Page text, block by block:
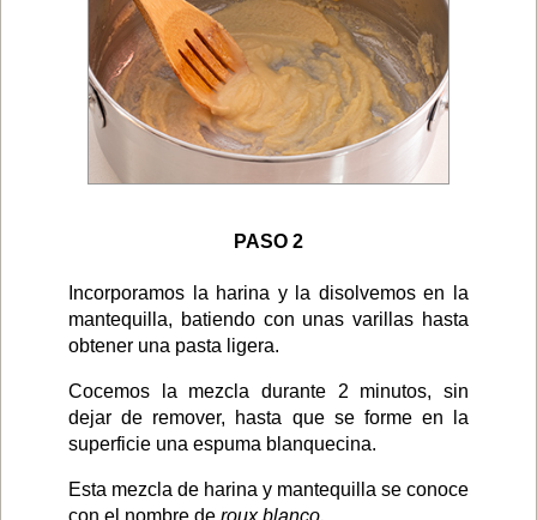
PASO 2
Incorporamos la harina y la disolvemos en la
mantequilla, batiendo con unas varillas hasta
obtener una pasta ligera.
Cocemos la mezcla durante 2 minutos, sin
dejar de remover, hasta que se forme en la
superficie una espuma blanquecina.
Esta mezcla de harina y mantequilla se conoce
con el nombre de roux blanco.